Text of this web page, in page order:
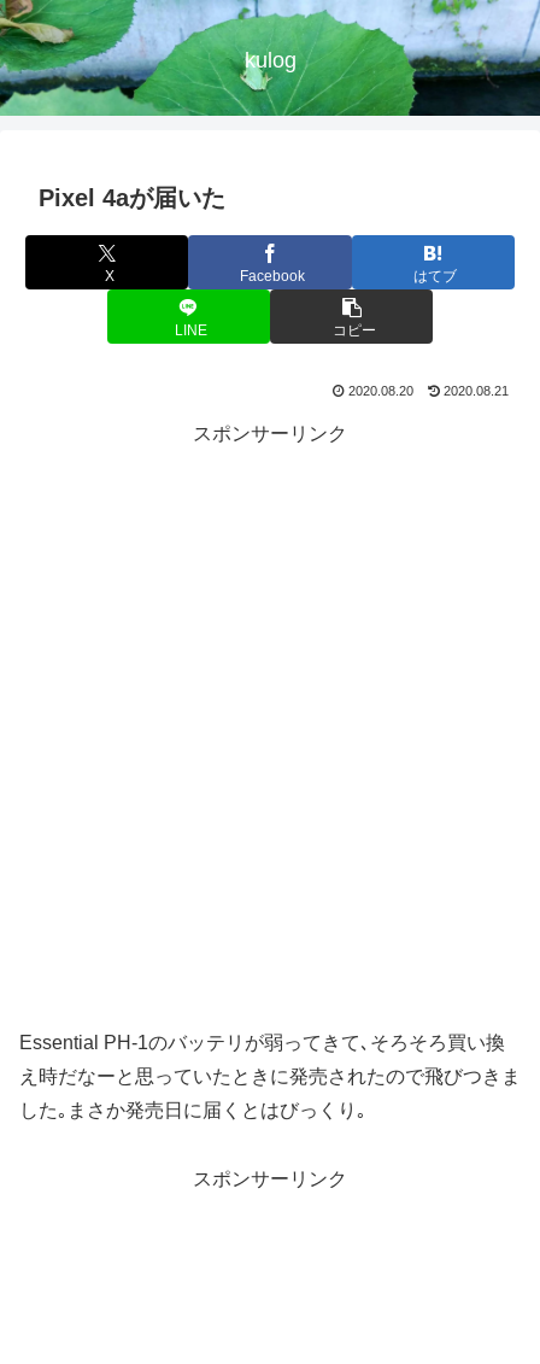
kulog
Pixel 4aが届いた
X Facebook はてブ
LINE コピー
2020.08.20 2020.08.21
スポンサーリンク
Essential PH-1のバッテリが弱ってきて､そろそろ買い換
え時だなーと思っていたときに発売されたので飛びつきま
した｡まさか発売日に届くとはびっくり｡
スポンサーリンク